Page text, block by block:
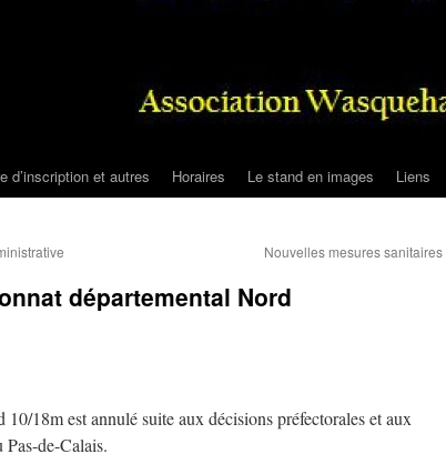
d’inscription et autres Horaires Le stand en images Liens
Nouvelles mesures sanitaires
départemental Nord
18m est annulé suite aux décisions préfectorales et aux
de-Calais.